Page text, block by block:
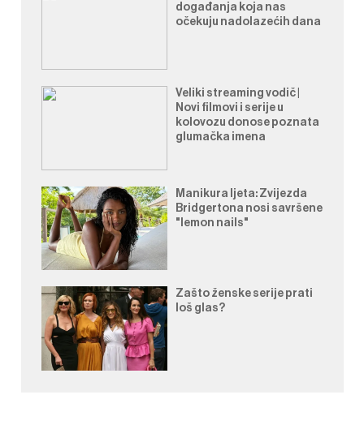
događanja koja nas
očekuju nadolazećih dana
Veliki streaming vodič |
Novi filmovi i serije u
kolovozu donose poznata
glumačka imena
Manikura ljeta: Zvijezda
Bridgertona nosi savršene
"lemon nails"
Zašto ženske serije prati
loš glas?